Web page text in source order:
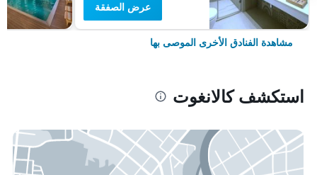
عرض الصفقة
مشاهدة الفنادق الأخرى الموصى بها
استكشف كالانغوت